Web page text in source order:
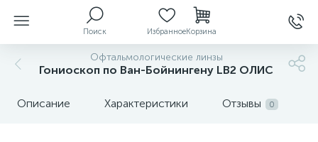
Поиск ИзбранноеКорзина
Офтальмологические линзы
Гониоскоп по Ван-Бойнингену LB2 ОЛИС
Описание Характеристики Отзывы 0